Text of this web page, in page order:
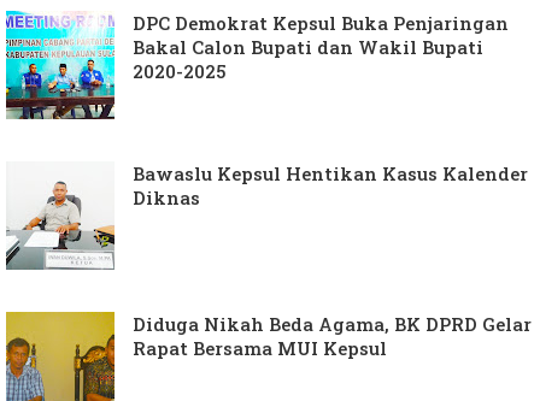
DPC Demokrat Kepsul Buka Penjaringan
Bakal Calon Bupati dan Wakil Bupati
2020-2025
Bawaslu Kepsul Hentikan Kasus Kalender
Diknas
Diduga Nikah Beda Agama, BK DPRD Gelar
Rapat Bersama MUI Kepsul